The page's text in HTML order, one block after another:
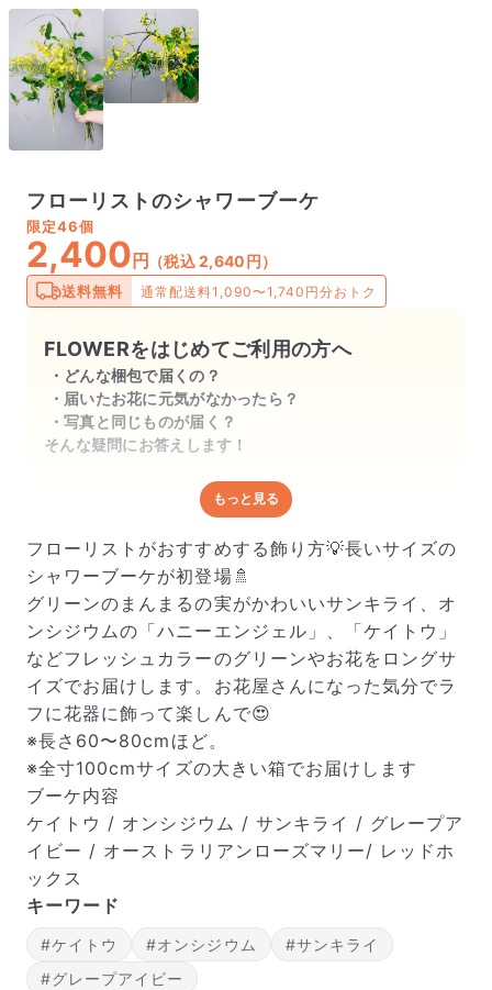
フローリストのシャワーブーケ
限定46個
2,400 円 （税込 2,640円）
送料無料 通常配送料1,090〜1,740円分おトク
FLOWERをはじめてご利用の方へ
どんな梱包で届くの？
届いたお花に元気がなかったら？
写真と同じものが届く？
そんな疑問にお答えします！
どんな梱包で届くの？
出荷前に水揚げ（花が水を吸いやすくなる処理）を施
し、専用ボックスに丁寧に梱包してお届けしています。
きゅっとまとめられて一見窮屈そうに見えますが、輸送
中の衝撃による折れや擦れを軽減する効果があります。
もっと見る
フローリストがおすすめする飾り方💡長いサイズの
シャワーブーケが初登場🚿
グリーンのまんまるの実がかわいいサンキライ、オ
ンシジウムの「ハニーエンジェル」、「ケイトウ」
などフレッシュカラーのグリーンやお花をロングサ
イズでお届けします。お花屋さんになった気分でラ
フに花器に飾って楽しんで😍
※長さ60〜80cmほど。
※全寸100cmサイズの大きい箱でお届けします
ブーケ内容
ケイトウ / オンシジウム / サンキライ / グレープア
イビー / オーストラリアンローズマリー/ レッドホ
ックス
キーワード
#ケイトウ #オンシジウム
#サンキライ
#グレープアイビー